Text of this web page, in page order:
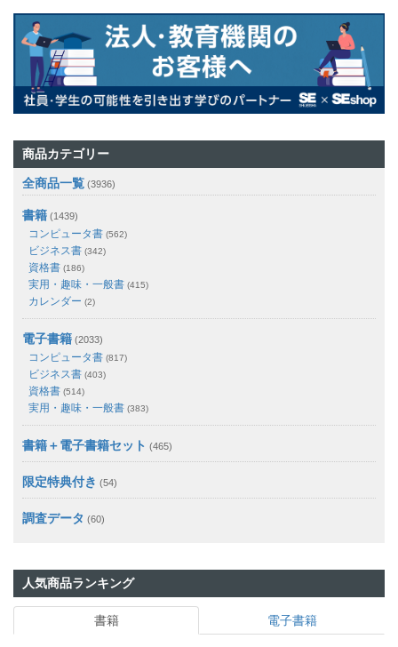
商品カテゴリー
全商品一覧 (3936)
書籍 (1439)
コンピュータ書 (562)
ビジネス書 (342)
資格書 (186)
実用・趣味・一般書 (415)
カレンダー (2)
電子書籍 (2033)
コンピュータ書 (817)
ビジネス書 (403)
資格書 (514)
実用・趣味・一般書 (383)
書籍＋電子書籍セット (465)
限定特典付き (54)
調査データ (60)
人気商品ランキング
書籍 電子書籍